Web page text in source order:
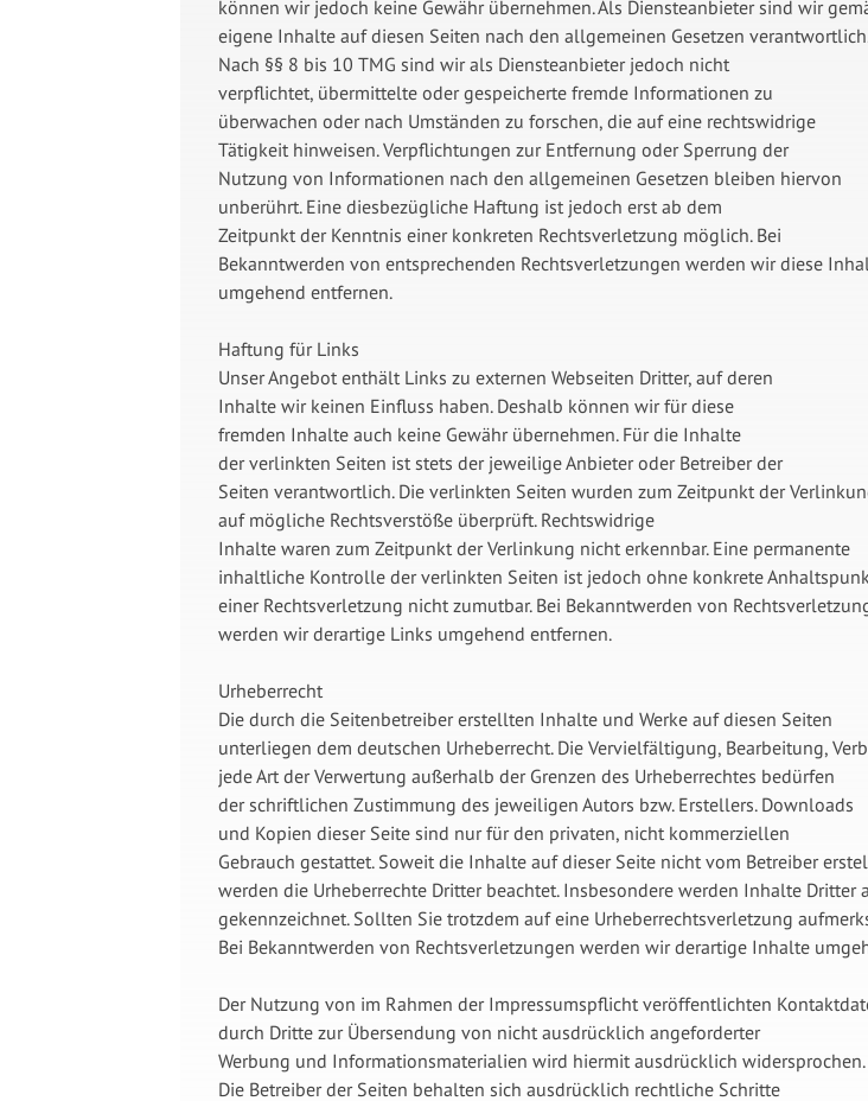
können wir jedoch keine Gewähr übernehmen. Als Diensteanbieter sind wir
eigene Inhalte auf diesen Seiten nach den allgemeinen Gesetzen
Nach §§ 8 bis 10 TMG sind wir als Diensteanbieter jedoch nicht
verpflichtet, übermittelte oder gespeicherte fremde Informationen zu
überwachen oder nach Umständen zu forschen, die auf eine rechtswidrige
Tätigkeit hinweisen. Verpflichtungen zur Entfernung oder Sperrung der
Nutzung von Informationen nach den allgemeinen Gesetzen bleiben hiervon
unberührt. Eine diesbezügliche Haftung ist jedoch erst ab dem
Zeitpunkt der Kenntnis einer konkreten Rechtsverletzung möglich. Bei
Bekanntwerden von entsprechenden Rechtsverletzungen werden wir diese
umgehend entfernen.
Haftung für Links
Unser Angebot enthält Links zu externen Webseiten Dritter, auf deren
Inhalte wir keinen Einfluss haben. Deshalb können wir für diese
fremden Inhalte auch keine Gewähr übernehmen. Für die Inhalte
der verlinkten Seiten ist stets der jeweilige Anbieter oder Betreiber der
Seiten verantwortlich. Die verlinkten Seiten wurden zum Zeitpunkt der
auf mögliche Rechtsverstöße überprüft. Rechtswidrige
Inhalte waren zum Zeitpunkt der Verlinkung nicht erkennbar. Eine permanente
inhaltliche Kontrolle der verlinkten Seiten ist jedoch ohne konkrete
einer Rechtsverletzung nicht zumutbar. Bei Bekanntwerden von
werden wir derartige Links umgehend entfernen.
Urheberrecht
Die durch die Seitenbetreiber erstellten Inhalte und Werke auf diesen Seiten
unterliegen dem deutschen Urheberrecht. Die Vervielfältigung, Bearbeitung,
jede Art der Verwertung außerhalb der Grenzen des Urheberrechtes bedürfen
der schriftlichen Zustimmung des jeweiligen Autors bzw. Erstellers. Downloads
und Kopien dieser Seite sind nur für den privaten, nicht kommerziellen
Gebrauch gestattet. Soweit die Inhalte auf dieser Seite nicht vom Betreiber
werden die Urheberrechte Dritter beachtet. Insbesondere werden Inhalte Dritter
gekennzeichnet. Sollten Sie trotzdem auf eine Urheberrechtsverletzung
Bei Bekanntwerden von Rechtsverletzungen werden wir derartige Inhalte
Der Nutzung von im Rahmen der Impressumspflicht veröffentlichten
durch Dritte zur Übersendung von nicht ausdrücklich angeforderter
Werbung und Informationsmaterialien wird hiermit ausdrücklich widersprochen.
Die Betreiber der Seiten behalten sich ausdrücklich rechtliche Schritte